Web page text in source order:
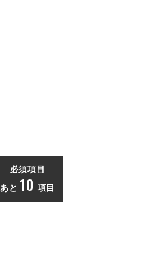
必須項目
あと 10 項目